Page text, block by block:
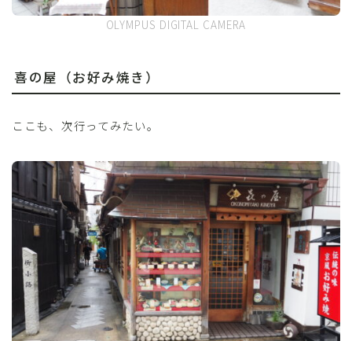
OLYMPUS DIGITAL CAMERA
喜の屋（お好み焼き）
ここも、次行ってみたい。